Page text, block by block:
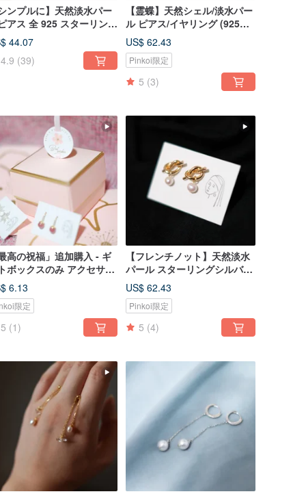
シンプルに】天然淡水パー
アス 全 925 スターリング
バーピアス/イヤリング
中・大・ミニ
44.07
4.9 (39)
【霊蝶】天然シェル/淡水パー
ル ピアス/イヤリング (925純
銀ピアス/イヤリング)
US$ 62.43
Pinkoi限定
5 (3)
最高の祝福」追加購入 - ギ
ボックスのみ アクセサリ
含まれません
6.13
限定
5 (1)
【フレンチノット】天然淡水
パール スターリングシルバー
のピアス/イヤリング
US$ 62.43
Pinkoi限定
5 (4)